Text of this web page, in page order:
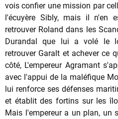
vois confier une mission par
l'écuyère Sibly, mais il n'en
retrouver Roland dans les
Durandal que lui a volé le
retrouver Garalt et achever ce
côté, L'empereur Agramant
avec l'appui de la maléfique
lui renforce ses défenses
et établit des fortins sur les
Mais l'empereur a un plan, un